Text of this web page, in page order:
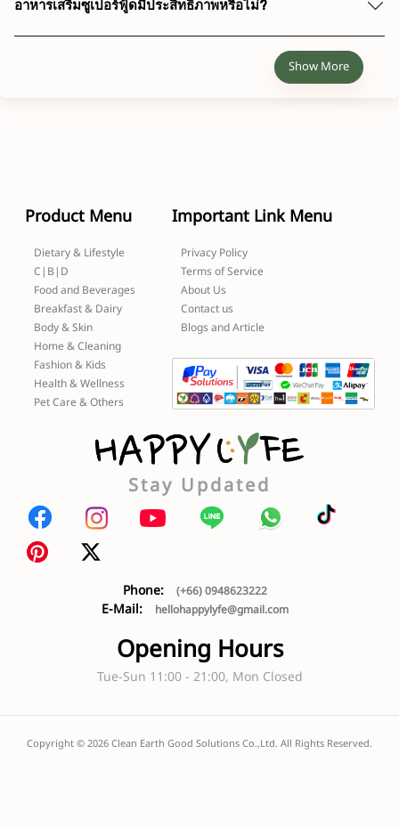
อาหารเสริมซูเปอร์ฟู้ดมีประสิทธิภาพหรือไม่?
Show More
Product Menu
Dietary & Lifestyle
C|B|D
Food and Beverages
Breakfast & Dairy
Body & Skin
Home & Cleaning
Fashion & Kids
Health & Wellness
Pet Care & Others
Important Link Menu
Privacy Policy
Terms of Service
About Us
Contact us
Blogs and Article
Stay Updated
Phone: (+66) 0948623222
E-Mail: hellohappylyfe@gmail.com
Opening Hours
Tue-Sun 11:00 - 21:00, Mon Closed
Copyright ©2026Clean Earth Good Solutions Co.,Ltd. All Rights Reserved.